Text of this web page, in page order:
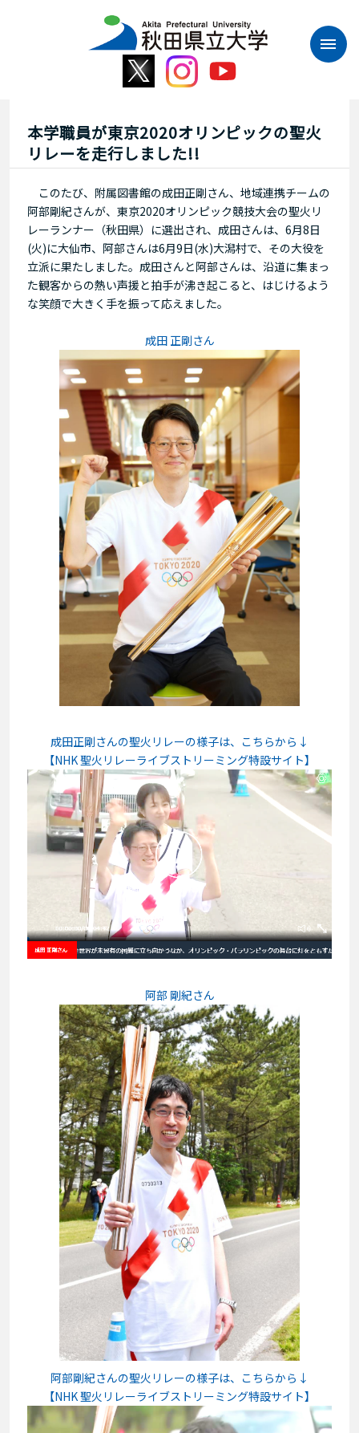
本学職員が東京2020オリンピックの聖火
リレーを走行しました!!
このたび、附属図書館の成田正剛さん、地域連携チームの
阿部剛紀さんが、東京2020オリンピック競技大会の聖火リ
レーランナー（秋田県）に選出され、成田さんは、6月8日
(火)に大仙市、阿部さんは6月9日(水)大潟村で、その大役を
立派に果たしました​。成田さんと阿部さんは、沿道に集まっ
た観客からの熱い声援と拍手が沸き起こると、はじけるよう
な笑顔で大きく手を振って応えました。
成田 正剛さん
成田正剛さんの聖火リレーの様子は、こちらから↓
【NHK 聖火リレーライブストリーミング特設サイト】
阿部 剛紀さん
阿部剛紀さんの聖火リレーの様子は、こちらから↓
【NHK 聖火リレーライブストリーミング特設サイト】